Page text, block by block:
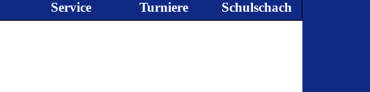
▼
Service ▼
Turniere ▼
Schulschach